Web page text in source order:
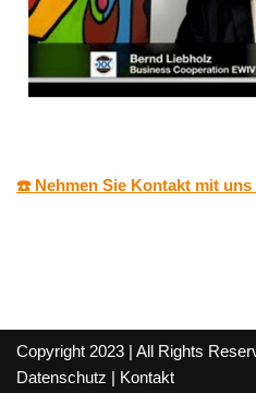
☎️ Nehmen Sie Kontakt mit uns
Copyright 2023 | All Rights
Datenschutz | Kontakt